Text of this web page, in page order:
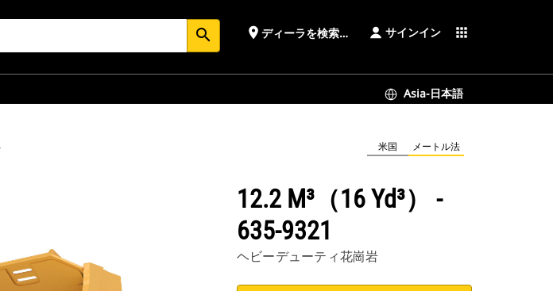
search place ディーラを検索する サインイン apps
Asia-日本語
米国 メートル法
12.2 M³（16 Yd³） -
635-9321
ヘビーデューティ花崗岩